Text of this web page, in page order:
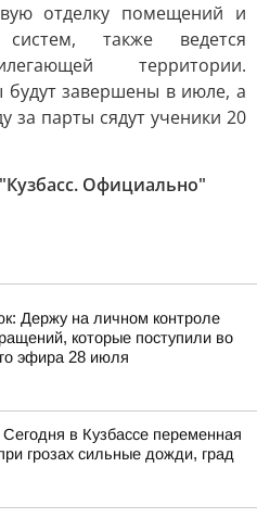
отделку помещений и
также ведется
территории.
будут завершены в июле, а
за парты сядут ученики 20
Официально"
Держу на личном контроле
которые поступили во
эфира 28 июля
в Кузбассе переменная
грозах сильные дожди, град